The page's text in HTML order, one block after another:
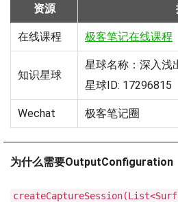
资源
在线课程 极客笔记在线课程
知识星球
星球名称：深入浅
星球ID: 17296815
Wechat 极客笔记圈
为什么需要OutputConfiguration